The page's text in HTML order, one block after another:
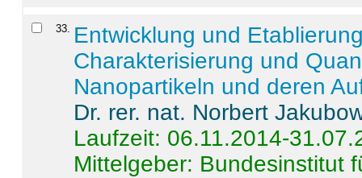
33. Entwicklung und
Charakterisierung und
Nanopartikeln und deren
Dr. rer. nat. Norbert
Laufzeit: 06.11.2014-
Mittelgeber: Bundesinstitut